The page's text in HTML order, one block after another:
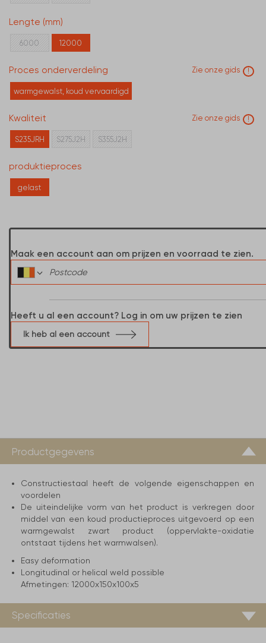
Lengte (mm)
6000 12000
Proces onderverdeling Zie onze gids !
warmgewalst, koud vervaardigd
Kwaliteit Zie onze gids !
S235JRH S275J2H S355J2H
produktieproces
gelast
Maak een account aan om prijzen en voorraad te zien.
Heeft u al een account? Log in om uw prijzen te zien
Ik heb al een account
Productgegevens
Constructiestaal heeft de volgende eigenschappen en
voordelen
De uiteindelijke vorm van het product is verkregen door
middel van een koud productieproces uitgevoerd op een
warmgewalst zwart product (oppervlakte-oxidatie
ontstaat tijdens het warmwalsen).
Easy deformation
Longitudinal or helical weld possible
Afmetingen: 12000x150x100x5
Specificaties